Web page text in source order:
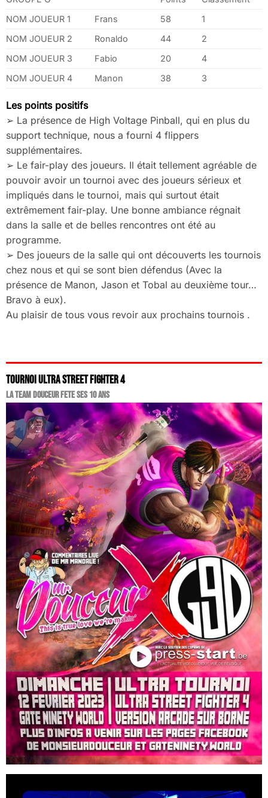
NOM JOUEUR 1
Frans 58
1
NOM JOUEUR 2
Ronaldo 44
2
NOM JOUEUR 3
Fabio 20
4
NOM JOUEUR 4
Manon 38 3
Les points positifs
➢ La présence de High Voltage Pinball, qui en plus du
support technique, nous a fourni 4 flippers
supplémentaires.
➢ Le fair-play des joueurs. Il était tellement agréable de
pouvoir avoir un tournoi avec des joueurs sérieux et
impliqués dans le tournoi, mais qui surtout était
extrêmement fair-play. Une bonne ambiance régnait
dans la salle et de belles rencontres ont été au
programme.
➢ Des joueurs de la salle qui ont découverts les tournois
chez nous et qui se sont bien défendus (Avec la
présence de Manon, Jason et Tobal au deuxième tour…
Bravo à eux).
Au plaisir de tous vous revoir aux prochains tournois .
TOURNOI ULTRA STREET FIGHTER 4
LA TEAM DOUCEUR FETE SES 10 ANS